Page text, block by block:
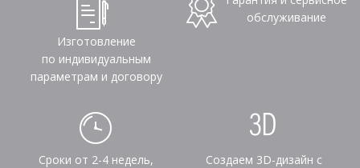
Изготовление
по индивидуальным
параметрам и договору
обслуживание
Сроки от 2-4 недель,
Создаем 3D-дизайн с